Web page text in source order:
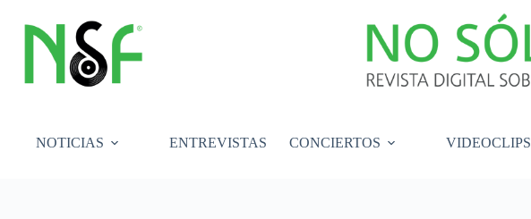
contenido
NOTICIAS ENTREVISTAS CONCIERTOS VIDEOCLIPS